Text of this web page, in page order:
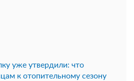
уже утвердили: что
к отопительному сезону